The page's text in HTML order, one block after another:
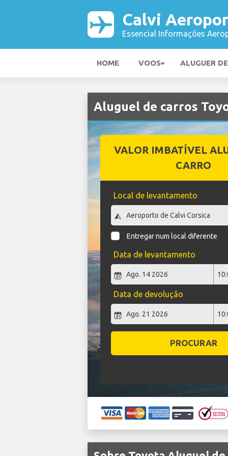
Calvi
Essencial Informações
HOME VOOS ALUGUER
Aluguel de carros
VALOR IMBATÍVEL
CARRO
Local de levantamento
Entregar num local diferente
Data de levantamento
Data de devolução
PROCURAR